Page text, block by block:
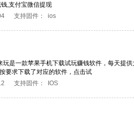
,支付宝微信提现
支持固件： ios
是一款苹果手机下载试玩赚钱软件，每天提供
要求下载了对应的软件，点击试
支持固件： IOS